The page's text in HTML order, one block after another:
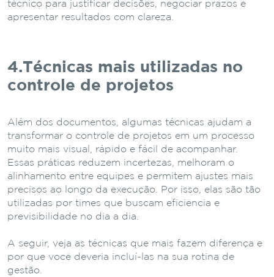
técnico para justificar decisões, negociar prazos e
apresentar resultados com clareza.
4.Técnicas mais utilizadas no
controle de projetos
Além dos documentos, algumas técnicas ajudam a
transformar o controle de projetos em um processo
muito mais visual, rápido e fácil de acompanhar.
Essas práticas reduzem incertezas, melhoram o
alinhamento entre equipes e permitem ajustes mais
precisos ao longo da execução. Por isso, elas são tão
utilizadas por times que buscam eficiência e
previsibilidade no dia a dia.
A seguir, veja as técnicas que mais fazem diferença e
por que você deveria incluí-las na sua rotina de
gestão.